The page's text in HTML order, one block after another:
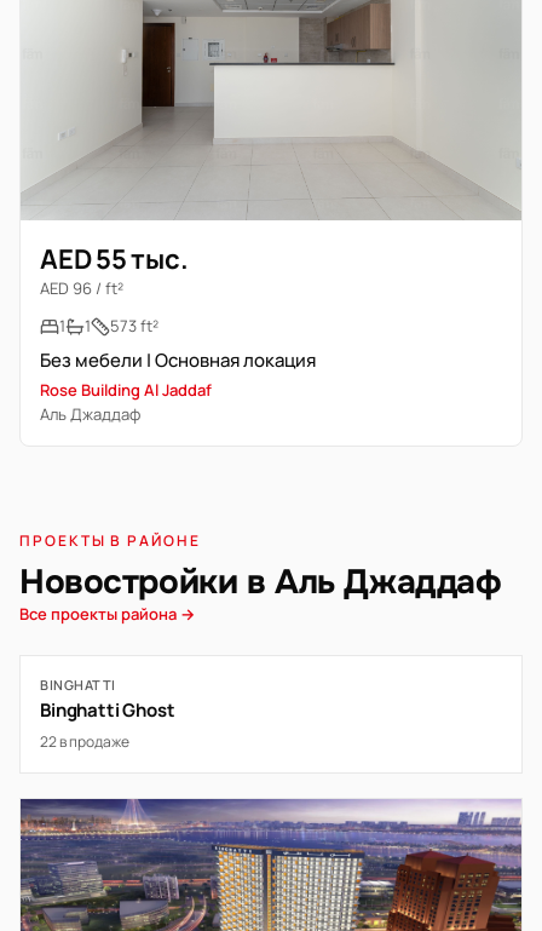
AED 55 тыс.
AED 96 / ft²
1
1 573 ft²
Без мебели | Основная локация
Rose Building Al Jaddaf
Аль Джаддаф
ПРОЕКТЫ В РАЙОНЕ
Новостройки в Аль Джаддаф
Все проекты района →
BINGHATTI
Binghatti Ghost
22 в продаже